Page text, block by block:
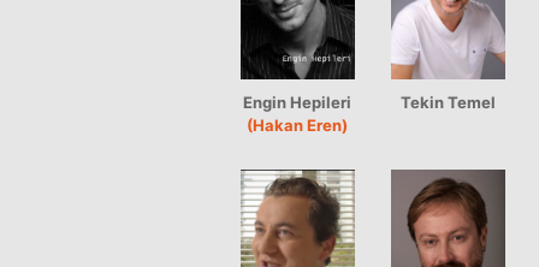
Engin Hepileri
(Hakan Eren)
Tekin Temel